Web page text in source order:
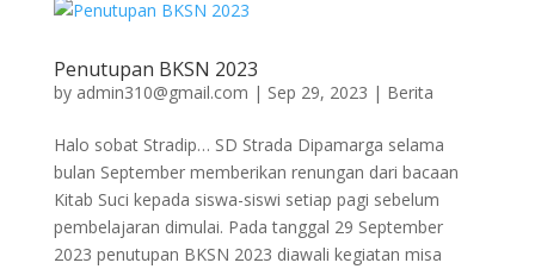
Penutupan BKSN 2023
by admin310@gmail.com | Sep 29, 2023 | Berita
Halo sobat Stradip… SD Strada Dipamarga selama
bulan September memberikan renungan dari bacaan
Kitab Suci kepada siswa-siswi setiap pagi sebelum
pembelajaran dimulai. Pada tanggal 29 September
2023 penutupan BKSN 2023 diawali kegiatan misa